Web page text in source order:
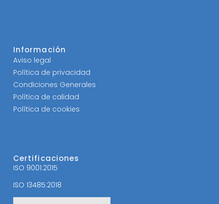
Información
Aviso legal
Política de privacidad
Condiciones Generales
Política de calidad
Política de cookies
Certificaciones
ISO 9001:2015
ISO 13485:2018